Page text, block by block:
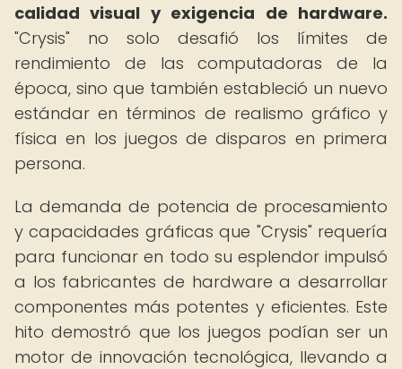
calidad visual y exigencia de hardware.
"Crysis" no solo desafió los límites de
rendimiento de las computadoras de la
época, sino que también estableció un nuevo
estándar en términos de realismo gráfico y
física en los juegos de disparos en primera
persona.
La demanda de potencia de procesamiento
y capacidades gráficas que "Crysis" requería
para funcionar en todo su esplendor impulsó
a los fabricantes de hardware a desarrollar
componentes más potentes y eficientes. Este
hito demostró que los juegos podían ser un
motor de innovación tecnológica, llevando a